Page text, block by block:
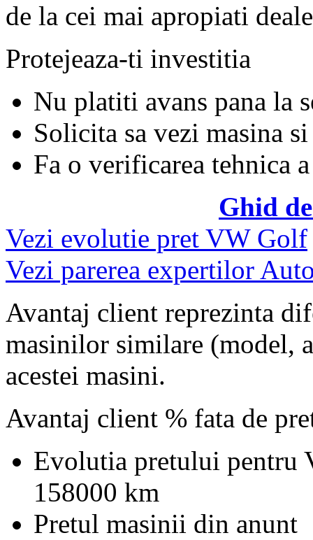
de la cei mai apropiati
Protejeaza-ti investitia
Nu platiti avans pana la
Solicita sa vezi masina si
Fa o verificarea tehnica
Ghid
Vezi evolutie pret VW Golf
Vezi parerea expertilor
Avantaj client reprezinta
masinilor similare (model,
acestei masini.
Avantaj client % fata de
Evolutia pretului pentru
158000 km
Pretul masinii din anunt